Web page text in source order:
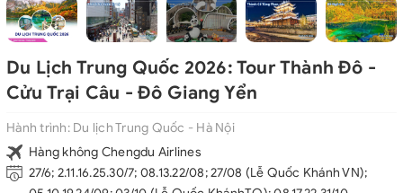
Du Lịch Trung Quốc 2026: Tour Thành Đô -
Cửu Trại Câu - Đô Giang Yển
Hành trình:Du lịch Trung Quốc - Hà Nội
Hàng không Chengdu Airlines
27/6; 2.11.16.25.30/7; 08.13.22/08; 27/08 (Lễ Quốc Khánh VN);